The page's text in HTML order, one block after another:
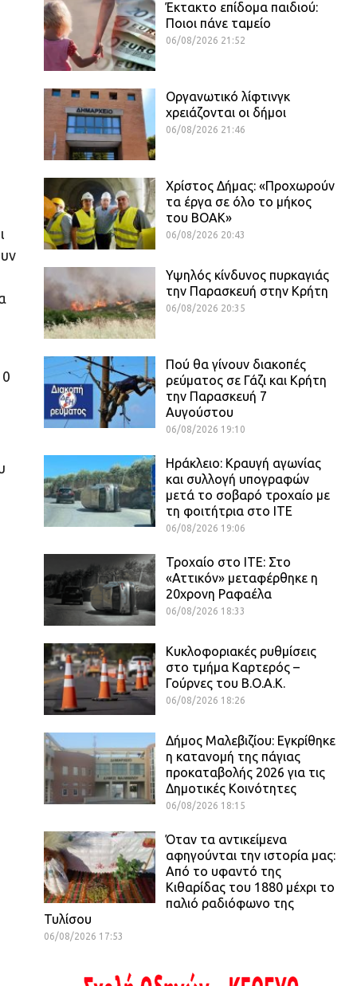
Έκτακτο επίδομα παιδιού:
Ποιοι πάνε ταμείο
06/08/2026 21:52
Οργανωτικό λίφτινγκ
χρειάζονται οι δήμοι
06/08/2026 21:46
Χρίστος Δήμας: «Προχωρούν
τα έργα σε όλο το μήκος
του ΒΟΑΚ»
06/08/2026 20:43
Υψηλός κίνδυνος πυρκαγιάς
την Παρασκευή στην Κρήτη
06/08/2026 20:35
Πού θα γίνουν διακοπές
ρεύματος σε Γάζι και Κρήτη
την Παρασκευή 7
Αυγούστου
06/08/2026 19:10
Ηράκλειο: Κραυγή αγωνίας
και συλλογή υπογραφών
μετά το σοβαρό τροχαίο με
τη φοιτήτρια στο ΙΤΕ
06/08/2026 19:06
Τροχαίο στο ΙΤΕ: Στο
«Αττικόν» μεταφέρθηκε η
20χρονη Ραφαέλα
06/08/2026 18:33
Κυκλοφοριακές ρυθμίσεις
στο τμήμα Καρτερός –
Γούρνες του Β.Ο.Α.Κ.
06/08/2026 18:26
Δήμος Μαλεβιζίου: Εγκρίθηκε
η κατανομή της πάγιας
προκαταβολής 2026 για τις
Δημοτικές Κοινότητες
06/08/2026 18:15
Όταν τα αντικείμενα
αφηγούνται την ιστορία μας:
Από το υφαντό της
Κιθαρίδας του 1880 μέχρι το
παλιό ραδιόφωνο της
Τυλίσου
06/08/2026 17:53